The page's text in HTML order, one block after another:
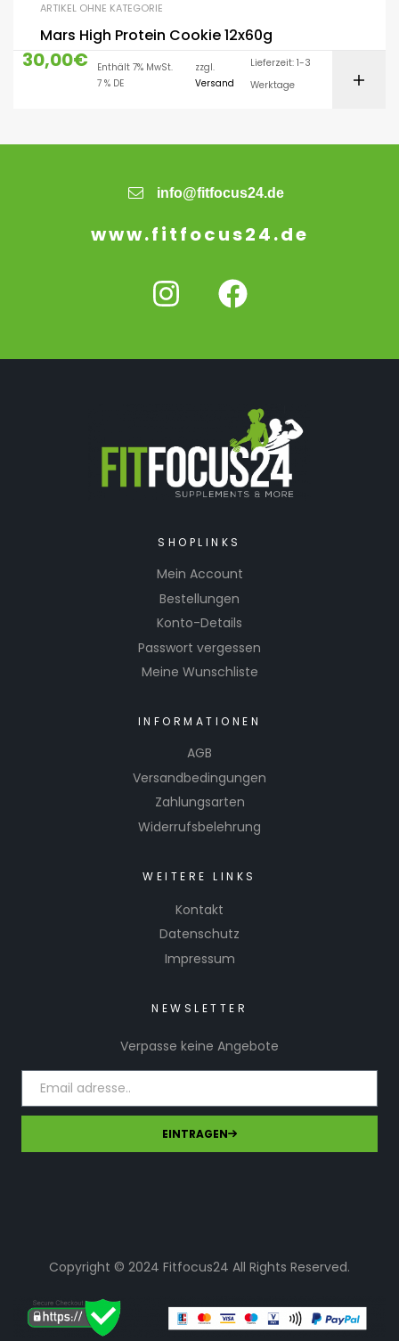
ARTIKEL OHNE KATEGORIE
Mars High Protein Cookie 12x60g
30,00€
Enthält 7% MwSt.
7 % DE
zzgl.
Versand
Lieferzeit: 1-3
Werktage
info@fitfocus24.de
www.fitfocus24.de
SHOPLINKS
Mein Account
Bestellungen
Konto-Details
Passwort vergessen
Meine Wunschliste
INFORMATIONEN
AGB
Versandbedingungen
Zahlungsarten
Widerrufsbelehrung
WEITERE LINKS
Kontakt
Datenschutz
Impressum
NEWSLETTER
Verpasse keine Angebote
EINTRAGEN
Copyright © 2024 Fitfocus24 All Rights Reserved.